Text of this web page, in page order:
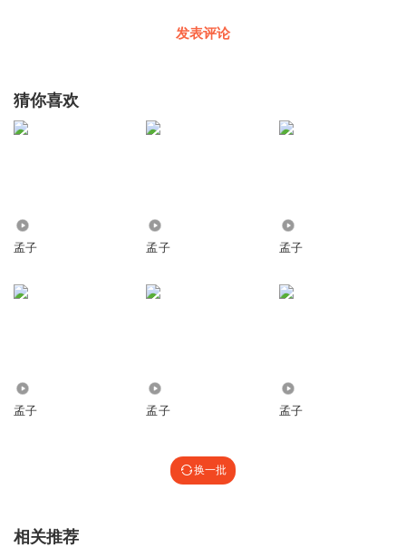
发表评论
猜你喜欢
孟子 孟子 孟子
孟子 孟子 孟子
换一批
相关推荐